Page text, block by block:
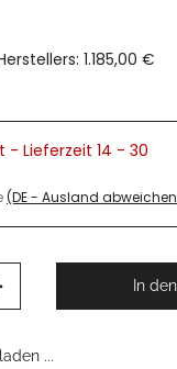
: 1.185,00 €
- Lieferzeit 14 - 30
(DE - Ausland
In
...